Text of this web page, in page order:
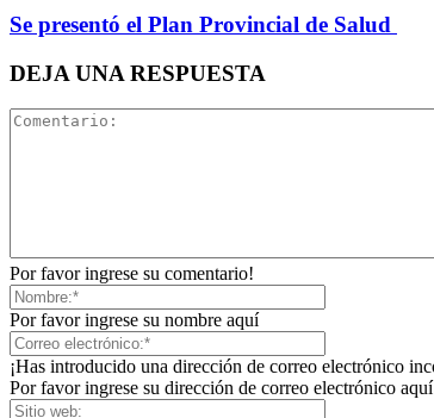
Se presentó el Plan Provincial de Salud
DEJA UNA RESPUESTA
Por favor ingrese su comentario!
Por favor ingrese su nombre aquí
¡Has introducido una dirección de correo electrónico
Por favor ingrese su dirección de correo electrónico aquí